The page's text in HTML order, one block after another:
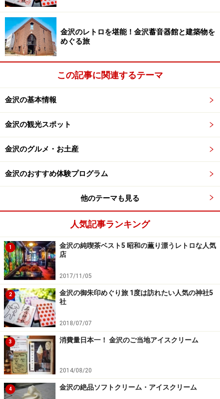
東口にある「鼓門」を境に、右手がタクシー乗り場、左
手がバス乗り場。中央部分にはバスとタクシーの案内所
があります。
※記事内容は執筆時点のものです。最新の内容をご確認くださ
い。
金沢のレトロを堪能！金沢蓄音器館と建築物を
めぐる旅
この記事に関連するテーマ
金沢の基本情報
金沢の観光スポット
金沢のグルメ・お土産
金沢のおすすめ体験プログラム
他のテーマも見る
人気記事ランキング
1
金沢の純喫茶ベスト5 昭和の薫り漂うレトロな人気
店
2017/11/05
2
金沢の御朱印めぐり旅 1度は訪れたい人気の神社5
社
2018/07/07
3 消費量日本一！ 金沢のご当地アイスクリーム
2014/08/20
4 金沢の絶品ソフトクリーム・アイスクリーム